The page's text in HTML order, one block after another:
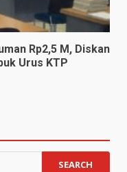
Rp2,5 M, Diskan
Urus KTP